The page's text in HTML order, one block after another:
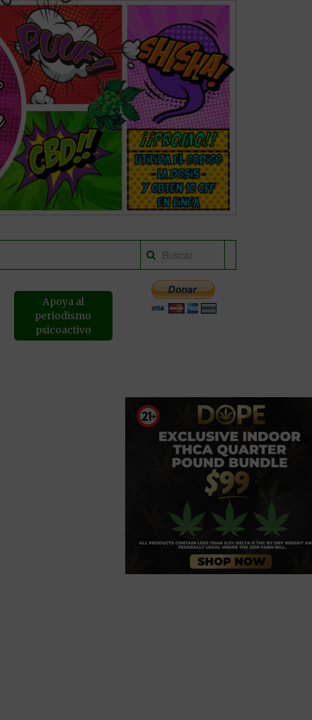
Apoya al
periodismo
psicoactivo